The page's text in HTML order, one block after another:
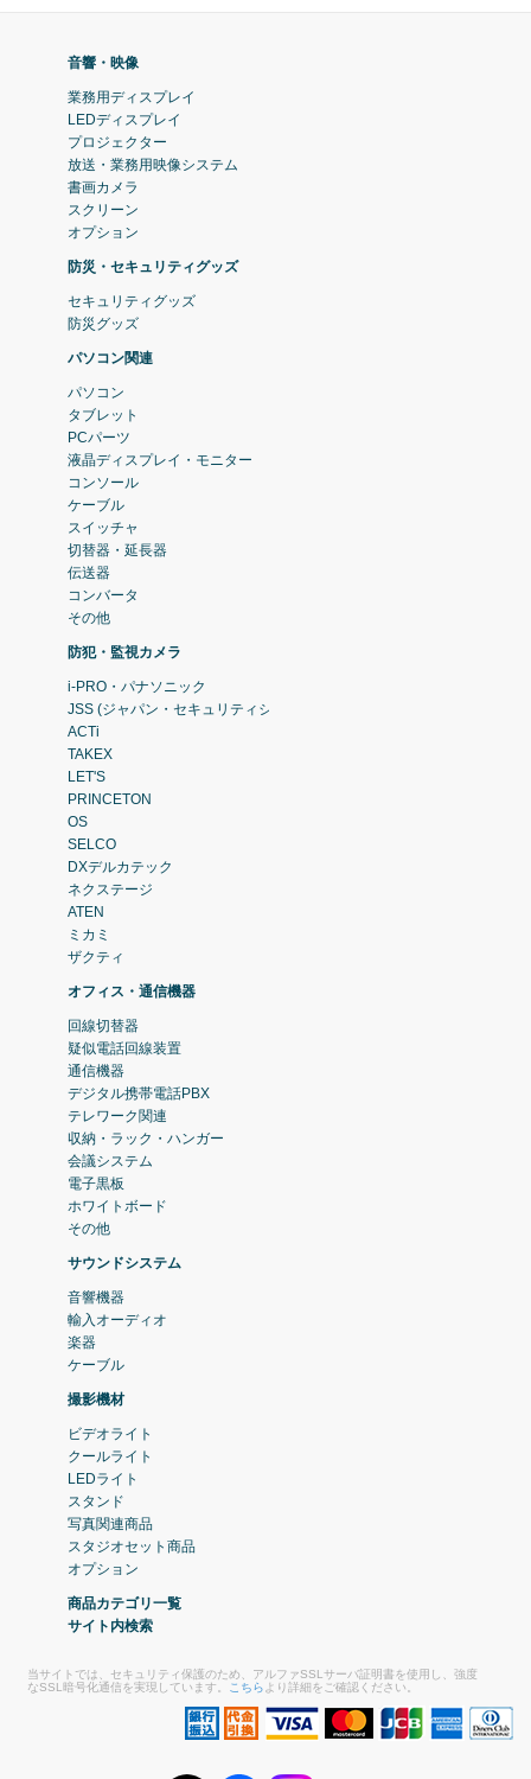
音響・映像
業務用ディスプレイ
LEDディスプレイ
プロジェクター
放送・業務用映像システム
書画カメラ
スクリーン
オプション
防災・セキュリティグッズ
セキュリティグッズ
防災グッズ
パソコン関連
パソコン
タブレット
PCパーツ
液晶ディスプレイ・モニター
コンソール
ケーブル
スイッチャ
切替器・延長器
伝送器
コンバータ
その他
防犯・監視カメラ
i-PRO・パナソニック
JSS (ジャパン・セキュリティシステム)
ACTi
TAKEX
LET'S
PRINCETON
OS
SELCO
DXデルカテック
ネクステージ
ATEN
ミカミ
ザクティ
オフィス・通信機器
回線切替器
疑似電話回線装置
通信機器
デジタル携帯電話PBX
テレワーク関連
収納・ラック・ハンガー
会議システム
電子黒板
ホワイトボード
その他
サウンドシステム
音響機器
輸入オーディオ
楽器
ケーブル
撮影機材
ビデオライト
クールライト
LEDライト
スタンド
写真関連商品
スタジオセット商品
オプション
商品カテゴリ一覧
サイト内検索
当サイトでは、セキュリティ保護のため、アルファSSLサーバ証明書を使用し、強度
なSSL暗号化通信を実現しています。
こちら より詳細をご確認ください。